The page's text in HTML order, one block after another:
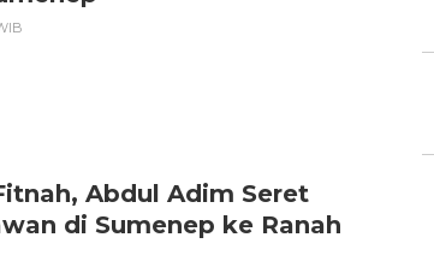
Abdul Adim Seret
di Sumenep ke Ranah